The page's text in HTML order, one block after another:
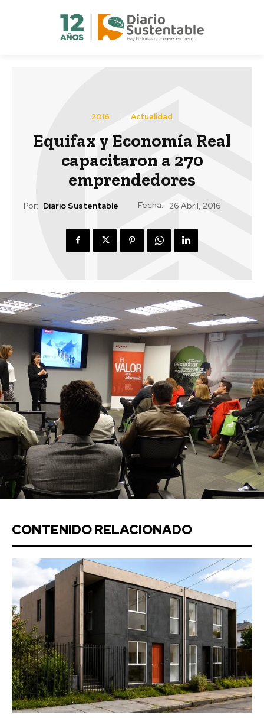
2016 Actualidad
Equifax y Economía Real
capacitaron a 270
emprendedores
Por: Diario Sustentable Fecha: 26 Abril, 2016
CONTENIDO RELACIONADO